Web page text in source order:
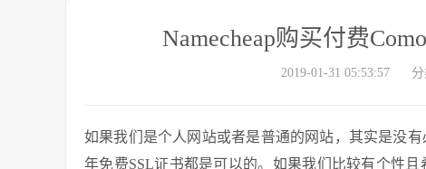
Namecheap购买付费
2019-01-31 05:53:57 分
如果我们是个人网站或者是普通的网站，其实是没
年免费SSL证书都是可以的。如果我们比较有个性